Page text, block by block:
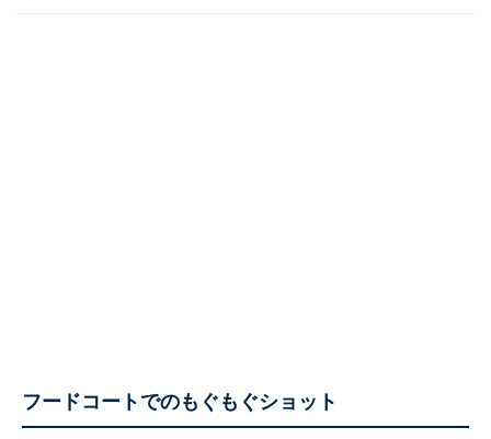
フードコートでのもぐもぐショット